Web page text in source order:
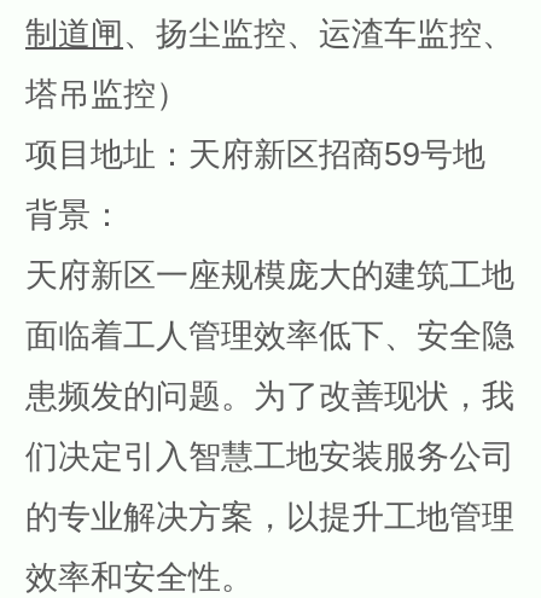
制道闸 、扬尘监控、运渣车监控、
塔吊监控）
项目地址：天府新区招商59号地
背景：
天府新区一座规模庞大的建筑工地
面临着工人管理效率低下、安全隐
患频发的问题。为了改善现状，我
们决定引入智慧工地安装服务公司
的专业解决方案，以提升工地管理
效率和安全性。